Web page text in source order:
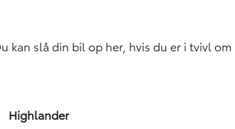
kan slå din bil op her, hvis du er i tvivl om
Highlander